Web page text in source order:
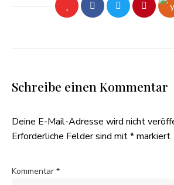
Schreibe einen Kommentar
Deine E-Mail-Adresse wird nicht
Erforderliche Felder sind mit*markiert
Kommentar *